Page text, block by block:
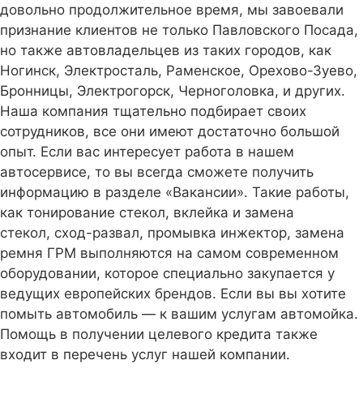
довольно продолжительное время, мы завоевали
признание клиентов не только Павловского Посада,
но также автовладельцев из таких городов, как
Ногинск, Электросталь, Раменское, Орехово-Зуево,
Бронницы, Электрогорск, Черноголовка, и других.
Наша компания тщательно подбирает своих
сотрудников, все они имеют достаточно большой
опыт. Если вас интересует работа в нашем
автосервисе, то вы всегда сможете получить
информацию в разделе «Вакансии». Такие работы,
как тонирование стекол, вклейка и замена
стекол, сход-развал, промывка инжектор, замена
ремня ГРМ выполняются на самом современном
оборудовании, которое специально закупается у
ведущих европейских брендов. Если вы вы хотите
помыть автомобиль — к вашим услугам автомойка.
Помощь в получении целевого кредита также
входит в перечень услуг нашей компании.